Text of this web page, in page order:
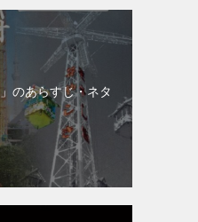
のあらすじ・ネタ